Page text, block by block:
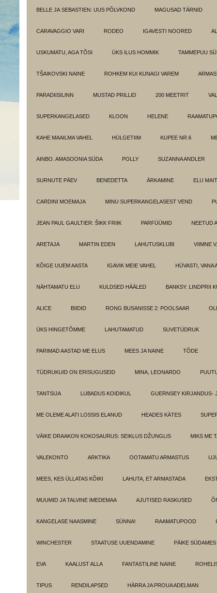
BELLE JA SEBASTIEN: UUS PÕLVKOND MAGUSAD TÄRNID
CARAVAGGIO VARI RODEO IGAVESTI NOORED
USKUMATU, AGA TÕSI ÜKS ILUS HOMMIK TAMMEPUU
TŠAIKOVSKI NAINE ROHKEM KUI KUNAGI VAREM
PARADIISILINN MUSTAD PRILLID 200 MEETRIT
SUPERKANGELASED KLOON HELENE
KAHE MAAILMA VAHEL HÜLGETIIM KUPEE NR.6
AINBO. AMASOONIA SÜDA POLLY SUZANNA ANDLER
SURNUTE PÄEV BENEDETTA ÄRKAMINE ELU
CARDINI MOEMAJA MINU SUPERKANGELASEST VEND
JEAN PAUL GAULTIER: ŠIKK FRIIK PARFÜÜMID NEETUD
ARETAJA MARTIN EDEN LAHUTUSKLUBI VIIMNE
KÕIGE UUEM AASTA IGAVIK MEIE VAHEL HÜVASTI, VANA
NÄHTAMATU ELU KULDSED HÄÄLED BANKSY. LINDPRII
ALICE BIIDID RONG BUSANISSE 2: POOLSAAR
ÜKS HINGETÕMME LAHUTAMATUD SUVETÜDRUK
PARIMAD AASTAD ME ELUS MEES JA NAINE TÕDE
TÜDRUKUID ON ERISUGUSEID MINA, LEONARDO
TANTSIJA LUBADUS KOIDIKUL GUERNSEY KIRJANDUS-
ME OLEME ALATI LOSSIS ELANUD HEADES KÄTES
VÄIKE DRAAKON KOKOSAURUS: SEIKLUS DŽUNGLIS MIKS ME
VALEKONTO ARKTIKA OOTAMATU ARMASTUS
MEES, KES ÜLLATAS KÕIKI LAHUTA, ET ARMASTADA
MUUMID JA TALVINE IMEDEMAA AJUTISED RASKUSED
KANGELASE NAASMINE SÜNNA! RAAMATUPOOD
WINCHESTER STAATUSE UUENDAMINE PÄIKE SÜDAMES
EVA KAALUST ALLA FANTASTILINE NAINE
TIPUS RENDILAPSED HÄRRA JA PROUA ADELMAN